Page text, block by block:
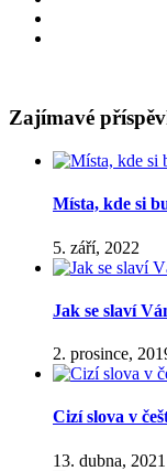
Zajímavé
Místa, kde si
5. září, 2022
Jak se slaví
2. prosince,
Cizí slova v
13. dubna, 2021